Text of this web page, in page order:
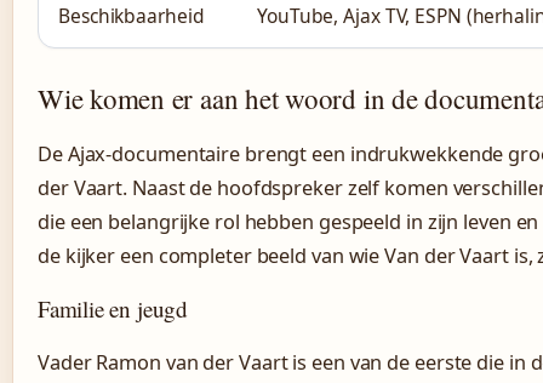
Beschikbaarheid YouTube, Ajax TV, ESPN
Wie komen er aan het woord in de
De Ajax-documentaire brengt een indrukwekkende
der Vaart. Naast de hoofdspreker zelf komen
die een belangrijke rol hebben gespeeld in zijn leven
de kijker een completer beeld van wie Van der Vaart is,
Familie en jeugd
Vader Ramon van der Vaart is een van de eerste die in